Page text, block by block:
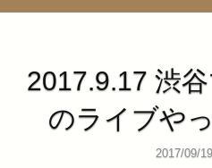
2017.9.17 渋
のライブや
2017/09/